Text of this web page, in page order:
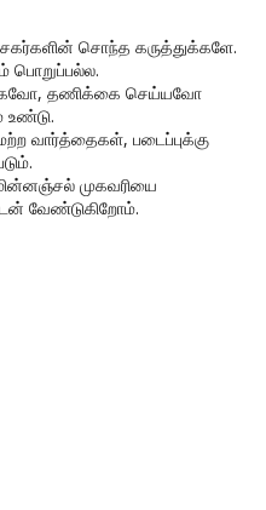
சொந்த கருத்துக்களே.
பொறுப்பல்ல.
தணிக்கை செய்யவோ
உண்டு.
வார்த்தைகள், படைப்புக்கு
முகவரியை
வேண்டுகிறோம்.